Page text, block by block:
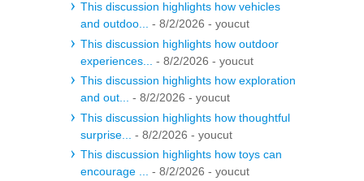
This discussion highlights how vehicles
and outdoo... - 8/2/2026 - youcut
This discussion highlights how outdoor
experiences...
- 8/2/2026 - youcut
This discussion highlights how exploration
and out... - 8/2/2026 - youcut
This discussion highlights how thoughtful
surprise...
- 8/2/2026 - youcut
This discussion highlights how toys can
encourage ... - 8/2/2026 - youcut